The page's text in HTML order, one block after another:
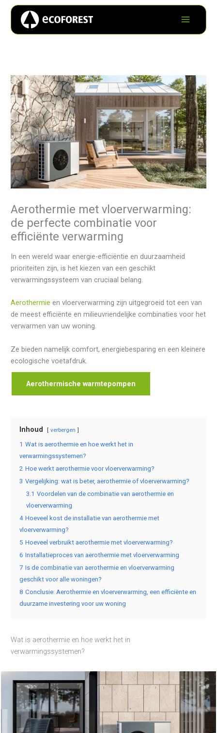
Aerothermie met vloerverwarming:
de perfecte combinatie voor
efficiënte verwarming
In een wereld waar energie-efficiëntie en duurzaamheid
prioriteiten zijn, is het kiezen van een geschikt
verwarmingssysteem van cruciaal belang.
Aerothermie en vloerverwarming zijn uitgegroeid tot een van
de meest efficiënte en milieuvriendelijke combinaties voor het
verwarmen van uw woning.
Ze bieden namelijk comfort, energiebesparing en een kleinere
ecologische voetafdruk.
Aerothermische warmtepompen
Inhoud verbergen
1 Wat is aerothermie en hoe werkt het in
verwarmingssystemen?
2 Hoe werkt aerothermie voor vloerverwarming?
3 Vergelijking: wat is beter, aerothermie of vloerverwarming?
3.1 Voordelen van de combinatie van aerothermie en
vloerverwarming
4 Hoeveel kost de installatie van aerothermie met
vloerverwarming?
5 Hoeveel verbruikt aerothermie met vloerverwarming?
6 Installatieproces van aerothermie met vloerverwarming
7 Is de combinatie van aerothermie en vloerverwarming
geschikt voor alle woningen?
8 Conclusie: Aerothermie en vloerverwarming, een efficiënte en
duurzame investering voor uw woning
Wat is aerothermie en hoe werkt het in
verwarmingssystemen?